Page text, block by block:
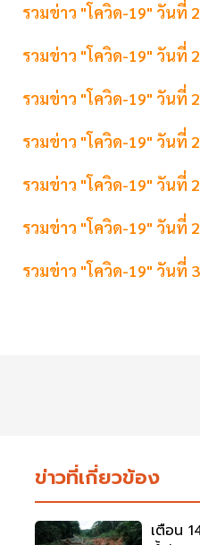
รวมข่าว "โควิด-19" วันที่
รวมข่าว "โควิด-19" วันที่
รวมข่าว "โควิด-19" วันที่
รวมข่าว "โควิด-19" วันที่
รวมข่าว "โควิด-19" วันที่
รวมข่าว "โควิด-19" วันที่
รวมข่าว "โควิด-19" วันที่
ข่าวที่เกี่ยวข้อง
เตือน